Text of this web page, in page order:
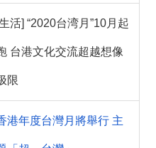
活] “2020台湾月”10月起
台港文化交流超越想像
限
港年度台灣月將舉行 主